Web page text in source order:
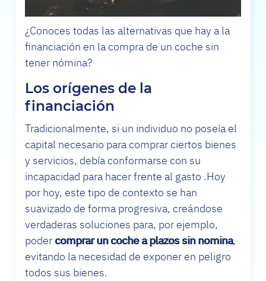
¿Conoces todas las alternativas que hay a la
financiación en la compra de un coche sin
tener nómina?
Los orígenes de la
financiación
Tradicionalmente, si un individuo no poseía el
capital necesario para comprar ciertos bienes
y servicios, debía conformarse con su
incapacidad para hacer frente al gasto .Hoy
por hoy, este tipo de contexto se han
suavizado de forma progresiva, creándose
verdaderas soluciones para, por ejemplo,
podercomprar un coche a plazos sin nomina,
evitando la necesidad de exponer en peligro
todos sus bienes.